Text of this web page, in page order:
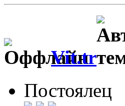
Vit.tr
Постоялец